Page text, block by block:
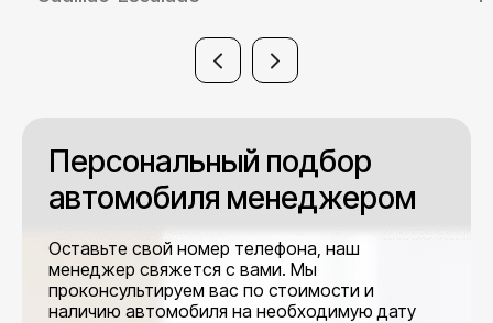
Персональный подбор
автомобиля менеджером
Оставьте свой номер телефона, наш
менеджер свяжется с вами. Мы
проконсультируем вас по стоимости и
наличию автомобиля на необходимую дату